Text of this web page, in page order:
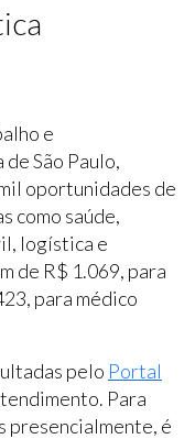
e
São Paulo,
oportunidades de
como saúde,
logística e
de R$ 1.069, para
para médico
pelo Portal
Para
presencialmente, é